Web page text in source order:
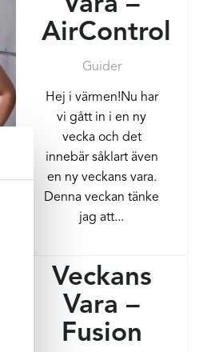
AirControl
Guider
Hej i värmen!Nu har
vi gått in i en ny
vecka och det
innebär såklart även
en ny veckans vara.
Denna veckan tänke
jag att...
Veckans
Vara –
Fusion